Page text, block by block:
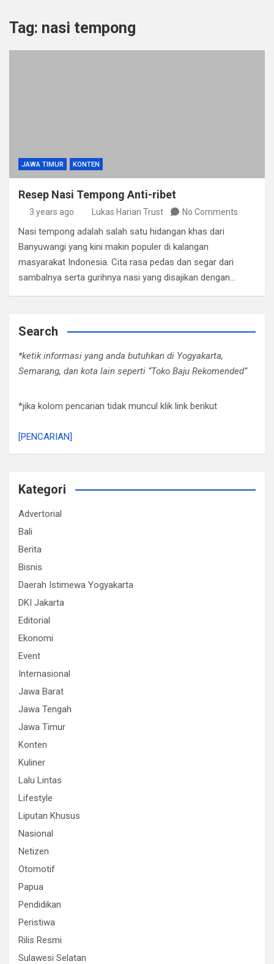
Tag: nasi tempong
JAWA TIMUR KONTEN
Resep Nasi Tempong Anti-ribet
3 years ago Lukas Harian Trust No Comments
Nasi tempong adalah salah satu hidangan khas dari
Banyuwangi yang kini makin populer di kalangan
masyarakat Indonesia. Cita rasa pedas dan segar dari
sambalnya serta gurihnya nasi yang disajikan dengan…
Search
*ketik informasi yang anda butuhkan di Yogyakarta,
Semarang, dan kota lain seperti “Toko Baju Rekomended”
*jika kolom pencarian tidak muncul klik link berikut
[PENCARIAN]
Kategori
Advertorial
Bali
Berita
Bisnis
Daerah Istimewa Yogyakarta
DKI Jakarta
Editorial
Ekonomi
Event
Internasional
Jawa Barat
Jawa Tengah
Jawa Timur
Konten
Kuliner
Lalu Lintas
Lifestyle
Liputan Khusus
Nasional
Netizen
Otomotif
Papua
Pendidikan
Peristiwa
Rilis Resmi
Sulawesi Selatan